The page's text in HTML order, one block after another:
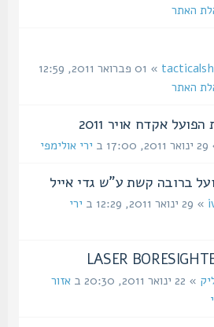
» 01 פברואר 2011, 12:59
אקדח אויר 2011
ירי אולימפי
ברובה קשת ע"ש גדי אייל
ירי
LASER
ב
אזור